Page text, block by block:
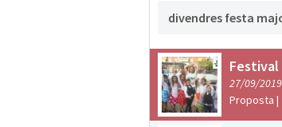
divendres festa
Festival
27/09/
Proposta |